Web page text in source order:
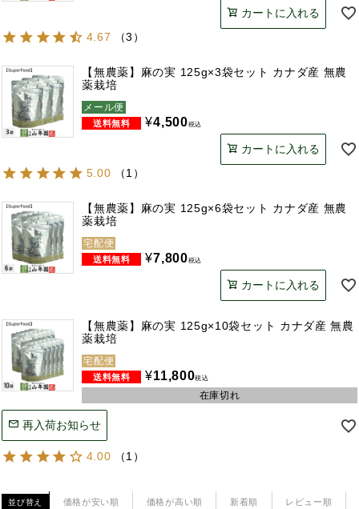
カートに入れる
4.67
（3 ）
【無農薬】麻の実 125g×3袋セット カナダ産 無農
薬栽培
メール便
¥4,500税込
カートに入れる
5.00
（1）
【無農薬】麻の実 125g×6袋セット カナダ産 無農
薬栽培
宅配便
¥7,800税込
カートに入れる
【無農薬】麻の実 125g×10袋セット カナダ産 無農
薬栽培
宅配便
¥11,800税込
在庫切れ
再入荷お知らせ
4.00 （1）
並び替え 価格が安い順 価格が高い順 新着順 レビュー順